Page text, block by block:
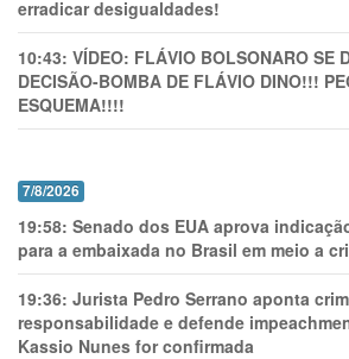
erradicar desigualdades!
10:43: VÍDEO: FLÁVIO BOLSONARO SE
DECISÃO-BOMBA DE FLÁVIO DINO!!!
ESQUEMA!!!!
7/8/2026
19:58: Senado dos EUA aprova
para a embaixada no Brasil em meio a
19:36: Jurista Pedro Serrano aponta
responsabilidade e defende
Kassio Nunes for confirmada